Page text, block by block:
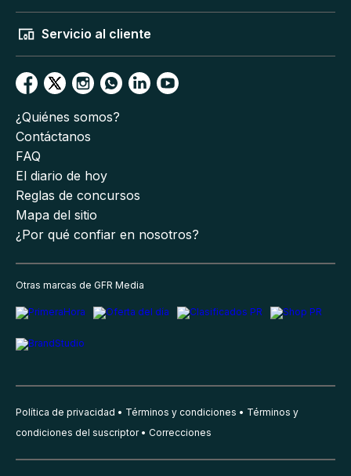
Servicio al cliente
¿Quiénes somos?
Contáctanos
FAQ
El diario de hoy
Reglas de concursos
Mapa del sitio
¿Por qué confiar en nosotros?
Otras marcas de GFR Media
Política de privacidad Términos y condiciones
Términos y
condiciones del suscriptor
Correcciones